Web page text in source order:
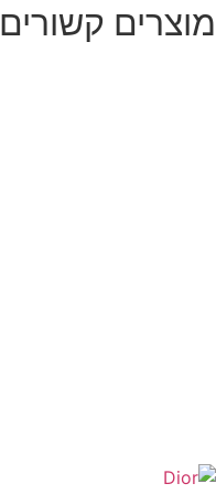
מוצרים קשורים